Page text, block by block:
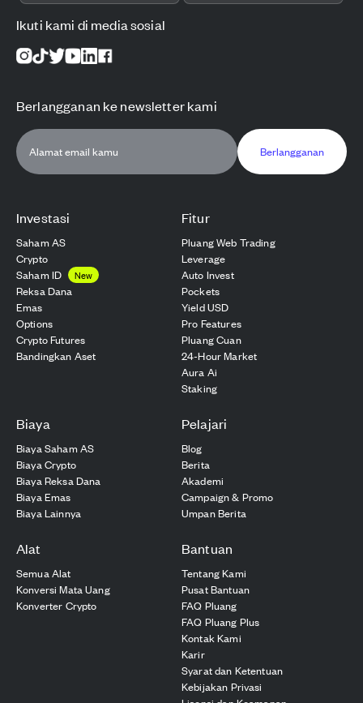
Investasi
Saham AS
Crypto
Saham ID
New
Reksa Dana
Emas
Options
Crypto Futures
Bandingkan Aset
Fitur
Pluang Web Trading
Leverage
Auto Invest
Pockets
Yield USD
Pro Features
Pluang Cuan
24-Hour Market
Aura Ai
Staking
Biaya
Biaya Saham AS
Biaya Crypto
Biaya Reksa Dana
Biaya Emas
Biaya Lainnya
Pelajari
Blog
Berita
Akademi
Campaign & Promo
Umpan Berita
Alat
Semua Alat
Konversi Mata Uang
Konverter Crypto
Bantuan
Tentang Kami
Pusat Bantuan
FAQ Pluang
FAQ Pluang Plus
Kontak Kami
Karir
Syarat dan Ketentuan
Kebijakan Privasi
Ikuti kami di media sosial
Berlangganan ke newsletter kami
Berlangganan